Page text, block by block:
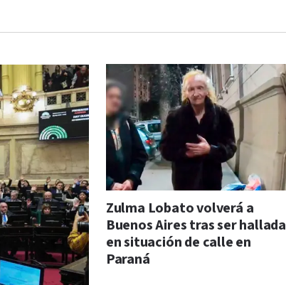
Zulma Lobato volverá a
Buenos Aires tras ser hallada
en situación de calle en
Paraná